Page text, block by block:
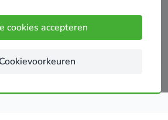
cookies accepteren
Cookievoorkeuren
IJssel